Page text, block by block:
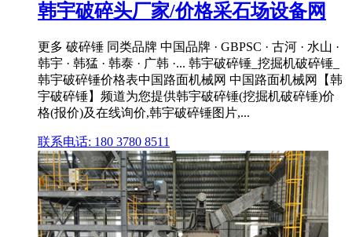
韩宇破碎头厂家/价格采石场设备网
更多 破碎锤 同类品牌 中国品牌 · GBPSC · 古河 · 水山 ·
韩宇 · 韩猛 · 韩泰 · 广韩 ·... 韩宇破碎锤_挖掘机破碎锤_
韩宇破碎锤价格表中国路面机械网 中国路面机械网【韩
宇破碎锤】频道为您提供韩宇破碎锤(挖掘机破碎锤)价
格(报价)及在线询价,韩宇破碎锤图片,...
联系电话: 180 3780 8511